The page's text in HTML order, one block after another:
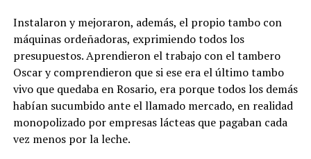
Instalaron y mejoraron, además, el propio tambo con
máquinas ordeñadoras, exprimiendo todos los
presupuestos. Aprendieron el trabajo con el tambero
Oscar y comprendieron que si ese era el último tambo
vivo que quedaba en Rosario, era porque todos los demás
habían sucumbido ante el llamado mercado, en realidad
monopolizado por empresas lácteas que pagaban cada
vez menos por la leche.